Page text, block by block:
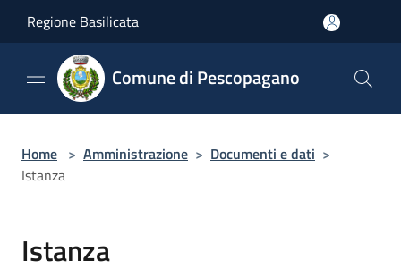
Regione Basilicata
Comune di Pescopagano
Home > Amministrazione > Documenti e dati >
Istanza
Istanza